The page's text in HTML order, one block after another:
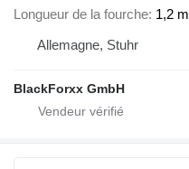
Longueur de la fourche 1,2 m
Allemagne, Stuhr
BlackForxx GmbH